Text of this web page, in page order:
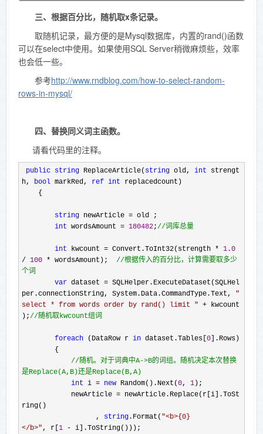
三、根据百分比，随机取x条记录。
取随机记录，最方便的是Mysql数据库，内置的rand()函数
可以在select中使用。如果使用SQL Server稍微麻烦些，效率
也会低一些。
参考http://www.rndblog.com/how-to-select-random-
rows-in-mysql/
四、替换同义词主函数。
请看代码里的注释。
public string ReplaceArticle( string old, int strengt
h,
bool markRed, ref int replacedcount)
{
string newArticle = old ;
int wordsAmount = 180482;//词库总量
int kwcount = Convert.ToInt32(strength * 1.0
/ 100 * wordsAmount); //根据传入的百分比，计算需要取多少
个词
var dataset = SQLHelper.ExecuteDataset(SQLHel
per.connectionString, System.Data.CommandType.Text, "
select * from words order by rand() limit " + kwcount
);//随机取kwcount组词
foreach (DataRow r in dataset.Tables[0].Rows)
{
//随机。对于词典中A->B的词组。随机决定本次替换
是Replace(A,B)还是Replace(B,A)
int i = new Random().Next(0, 1);
newArticle = newArticle.Replace(r[i].ToSt
ring()
, string .Format( "<b>{0}
</b>" , r[1 - i].ToString()));